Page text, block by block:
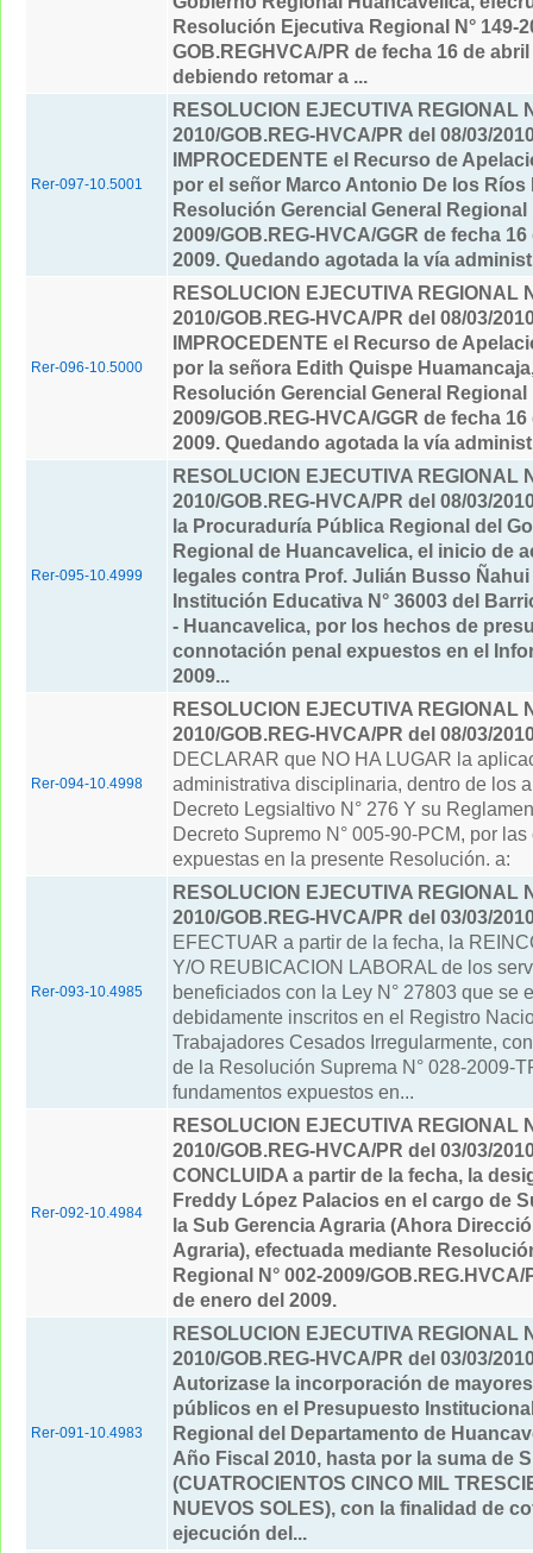
Resolución Ejecutiva Regional N° 149-
GOB.REGHVCA/PR de fecha 16 de abril
debiendo retomar a ...
Rer-097-10.5001
RESOLUCION EJECUTIVA REGIONAL
2010/GOB.REG-HVCA/PR del 08/03/
IMPROCEDENTE el Recurso de
por el señor Marco Antonio De los Ríos
Resolución Gerencial General Regional
2009/GOB.REG-HVCA/GGR de fecha
2009. Quedando agotada la vía
Rer-096-10.5000
RESOLUCION EJECUTIVA REGIONAL
2010/GOB.REG-HVCA/PR del 08/03/
IMPROCEDENTE el Recurso de
por la señora Edith Quispe
Resolución Gerencial General Regional
2009/GOB.REG-HVCA/GGR de fecha
2009. Quedando agotada la vía
Rer-095-10.4999
RESOLUCION EJECUTIVA REGIONAL
2010/GOB.REG-HVCA/PR del 08/03/
la Procuraduría Pública Regional del
Regional de Huancavelica, el inicio de
legales contra Prof. Julián Busso Ñahui
Institución Educativa N° 36003 del
- Huancavelica, por los hechos de
connotación penal expuestos en el
2009...
Rer-094-10.4998
RESOLUCION EJECUTIVA REGIONAL
2010/GOB.REG-HVCA/PR del 08/03/
DECLARAR que NO HA LUGAR la
administrativa disciplinaria, dentro de los
Decreto Legsialtivo N° 276 Y su
Decreto Supremo N° 005-90-PCM, por
expuestas en la presente Resolución. a:
Rer-093-10.4985
RESOLUCION EJECUTIVA REGIONAL
2010/GOB.REG-HVCA/PR del 03/03/
EFECTUAR a partir de la fecha, la
Y/O REUBICACION LABORAL de los
beneficiados con la Ley N° 27803 que se
debidamente inscritos en el Registro
Trabajadores Cesados Irregularmente,
de la Resolución Suprema N° 028-2009-
fundamentos expuestos en...
Rer-092-10.4984
RESOLUCION EJECUTIVA REGIONAL
2010/GOB.REG-HVCA/PR del 03/03/
CONCLUIDA a partir de la fecha, la
Freddy López Palacios en el cargo de
la Sub Gerencia Agraria (Ahora
Agraria), efectuada mediante
Regional N° 002-2009/
de enero del 2009.
Rer-091-10.4983
RESOLUCION EJECUTIVA REGIONAL
2010/GOB.REG-HVCA/PR del 03/03/
Autorizase la incorporación de
públicos en el Presupuesto
Regional del Departamento de
Año Fiscal 2010, hasta por la suma de
(CUATROCIENTOS CINCO MIL
NUEVOS SOLES), con la finalidad de
ejecución del...